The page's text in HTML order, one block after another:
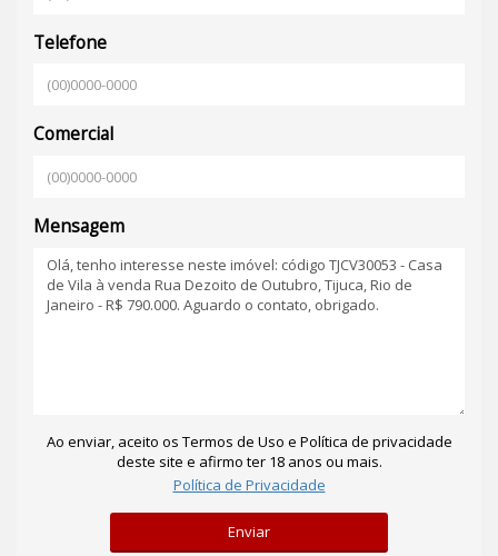
Telefone
Comercial
Mensagem
Ao enviar, aceito os Termos de Uso e Política de privacidade
deste site e afirmo ter 18 anos ou mais.
Política de Privacidade
Enviar